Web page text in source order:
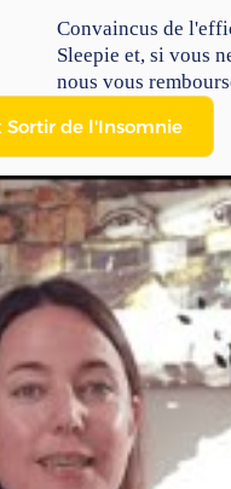
Convaincus de
Sleepie et, si vous
nous vous
Sortir de l'Insomnie